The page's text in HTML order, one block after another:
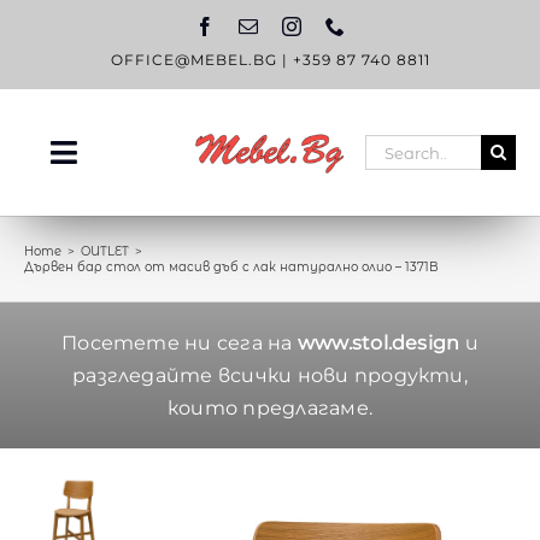
OFFICE@MEBEL.BG | +359 87 740 8811
Toggle
НАЧАЛО
OUTLET
ЗА НАС
КОНТАКТИ
Search
for:
Home
OUTLET
Дървен бар стол от масив дъб с лак натурално олио – 1371B
Посетете ни сега на www.stol.design и
разгледайте всички нови продукти,
които предлагаме.